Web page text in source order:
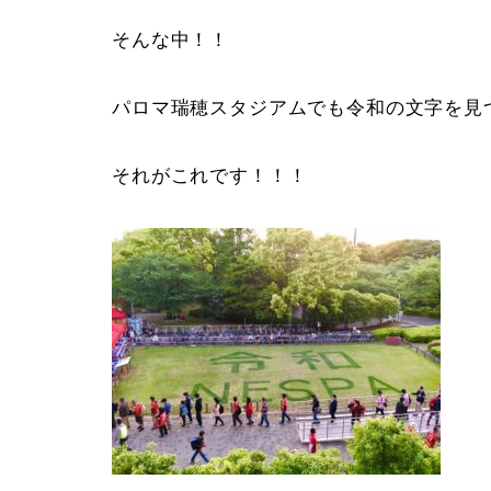
そんな中！！
パロマ瑞穂スタジアムでも令和の文字を見
それがこれです！！！